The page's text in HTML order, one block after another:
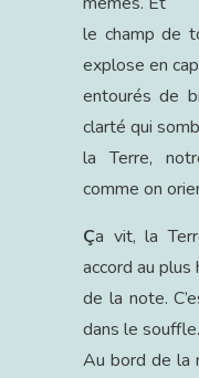
le champ de
explose en
entourés de
clarté qui
la Terre,
comme on
Ça vit, la
accord au plus
de la note.
dans le
Au bord de la